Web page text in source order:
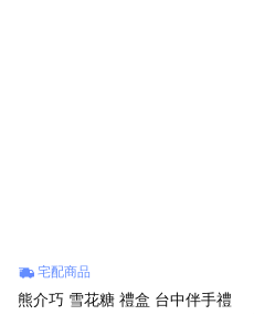
宅配商品
熊介巧 雪花糖 禮盒 台中伴手禮